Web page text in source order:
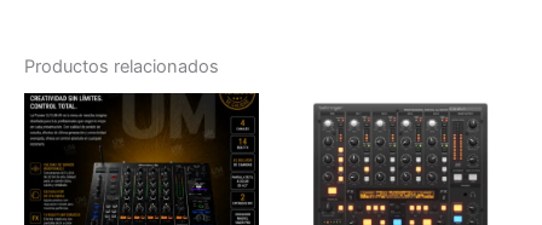
Productos relacionados